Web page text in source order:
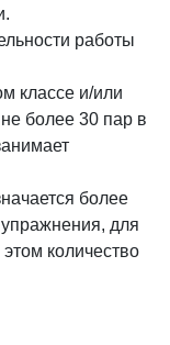
работы
классе и/или
более 30 пар в
более
упражнения, для
количество